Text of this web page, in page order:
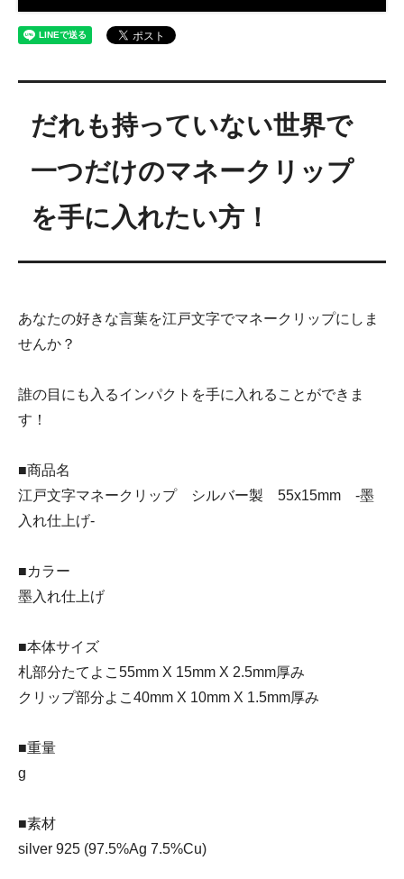
だれも持っていない世界で
一つだけのマネークリップ
を手に入れたい方！
あなたの好きな言葉を江戸文字でマネークリップにしま
せんか？
誰の目にも入るインパクトを手に入れることができま
す！
■商品名
江戸文字マネークリップ シルバー製 55x15mm -墨
入れ仕上げ-
■カラー
墨入れ仕上げ
■本体サイズ
札部分たてよこ55mm X 15mm X 2.5mm厚み
クリップ部分よこ40mm X 10mm X 1.5mm厚み
■重量
g
■素材
silver 925 (97.5%Ag 7.5%Cu)